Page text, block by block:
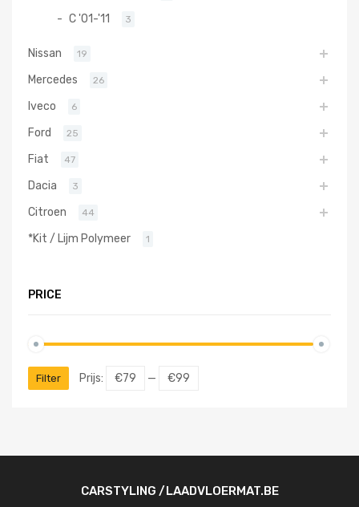
C '01-'11 3
Nissan 19
Mercedes 26
Iveco 6
Ford 25
Fiat 47
Dacia 3
Citroen 44
*Kit / Lijm Polymeer 1
PRICE
Filter Prijs: €79 — €99
CARSTYLING /LAADVLOERMAT.BE